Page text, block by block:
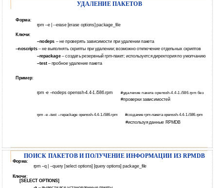
УДАЛЕНИЕ ПАКЕТОВ
Форма:
rpm –e | --erase [erase options] package_file
Ключи:
--nodeps – не проверять зависимости при удалении пакета
--noscripts – не выполнять скрипты при удалении; возможно отключение отдельных скриптов
--repackage – создать резервный rpm-пакет; используется директория по умолчанию
--test – пробное удаление пакета
Пример:
rpm -e –nodeps openssh-4.4-1.i586.rpm #удаление пакета openssh-4.4-1.i586.rpm без
#проверки зависимостей
rpm -e –test --repackage openssh-4.4-1.i586.rpm #создание rpm-пакета openssh-4.4-1.i586.rpm
#используя данные RPMDB
ПОИСК ПАКЕТОВ И ПОЛУЧЕНИЕ ИНФОРМАЦИИ ИЗ RPMDB
Форма:
rpm –q | --query [select options] [query options] package_file
Ключи:
[SELECT OPTIONS]